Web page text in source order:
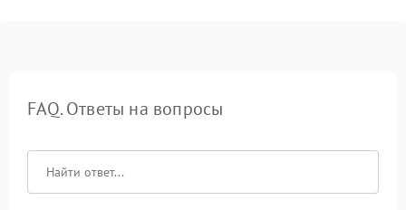
FAQ. Ответы на вопросы